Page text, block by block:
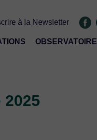
à la Newsletter
OBSERVATOIRE